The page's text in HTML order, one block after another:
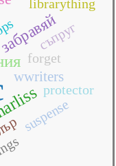
wwriters
forget
librarything
protector
suspense
съпруг